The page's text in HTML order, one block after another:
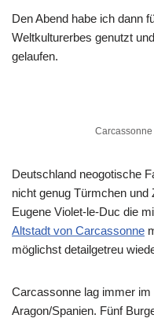
Den Abend habe ich dann
Weltkulturerbes genutzt
gelaufen.
Deutschland neogotische
nicht genug Türmchen und
Eugene Violet-le-Duc die
Altstadt von Carcassonne
möglichst detailgetreu
Carcassonne lag immer
Aragon/Spanien. Fünf